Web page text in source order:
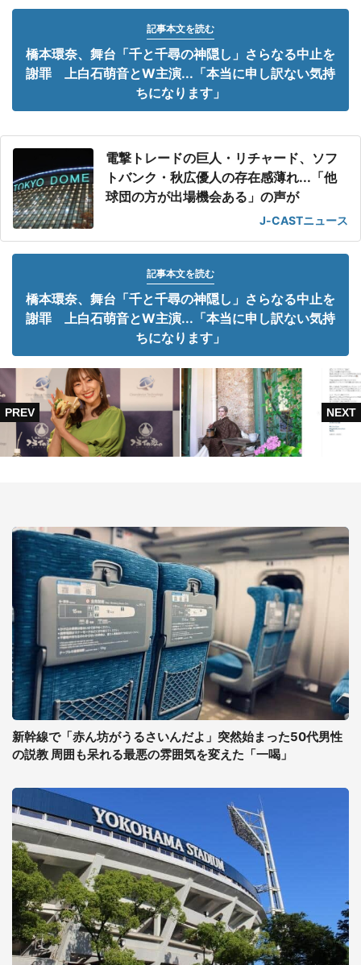
記事本文を読む
橋本環奈、舞台「千と千尋の神隠し」さらなる中止を
謝罪 上白石萌音とW主演...「本当に申し訳ない気持
ちになります」
電撃トレードの巨人・リチャード、ソフ
トバンク・秋広優人の存在感薄れ...「他
球団の方が出場機会ある」の声が
J-CASTニュース
記事本文を読む
橋本環奈、舞台「千と千尋の神隠し」さらなる中止を
謝罪 上白石萌音とW主演...「本当に申し訳ない気持
ちになります」
新幹線で「赤ん坊がうるさいんだよ」突然始まった50代男性
の説教 周囲も呆れる最悪の雰囲気を変えた「一喝」